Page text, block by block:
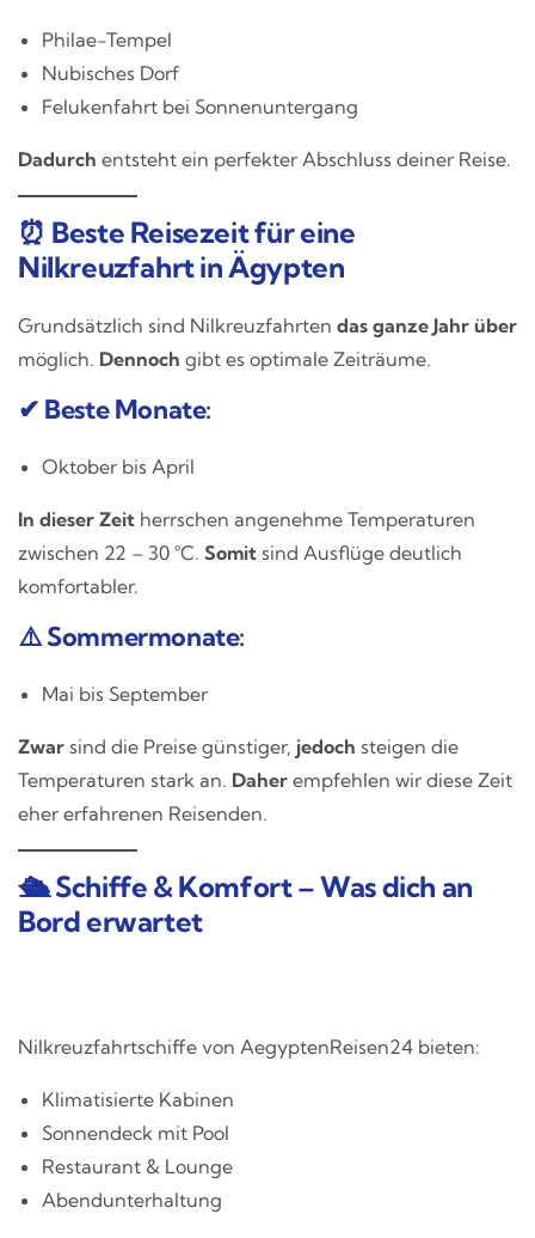
Philae-Tempel
Nubisches Dorf
Felukenfahrt bei Sonnenuntergang
Dadurch entsteht ein perfekter Abschluss deiner Reise.
⏰ Beste Reisezeit für eine
Nilkreuzfahrt in Ägypten
Grundsätzlich sind Nilkreuzfahrten das ganze Jahr über
möglich. Dennoch gibt es optimale Zeiträume.
✔ Beste Monate:
Oktober bis April
In dieser Zeit herrschen angenehme Temperaturen
zwischen 22 – 30 °C. Somit sind Ausflüge deutlich
komfortabler.
⚠️ Sommermonate:
Mai bis September
Zwar sind die Preise günstiger, jedoch steigen die
Temperaturen stark an. Daher empfehlen wir diese Zeit
eher erfahrenen Reisenden.
🛳️ Schiffe & Komfort – Was dich an
Bord erwartet
Nilkreuzfahrtschiffe von AegyptenReisen24 bieten:
Klimatisierte Kabinen
Sonnendeck mit Pool
Restaurant & Lounge
Abendunterhaltung